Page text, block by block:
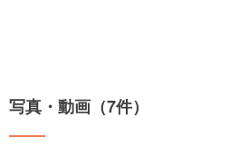
写真・動画（7件）